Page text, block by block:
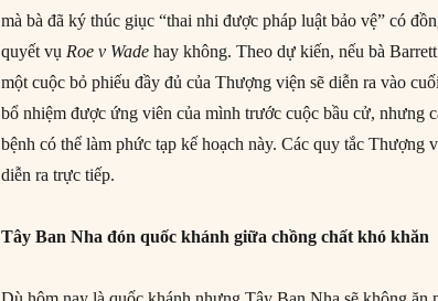
mà bà đã ký thúc giục “thai nhi được pháp luật bảo vệ” có
quyết vụ Roe v Wade hay không. Theo dự kiến, nếu bà
một cuộc bỏ phiếu đầy đủ của Thượng viện sẽ diễn ra vào
bổ nhiệm được ứng viên của mình trước cuộc bầu cử, nhưng
bệnh có thể làm phức tạp kế hoạch này. Các quy tắc Thượng
diễn ra trực tiếp.
Tây Ban Nha đón quốc khánh giữa chồng chất khó khăn